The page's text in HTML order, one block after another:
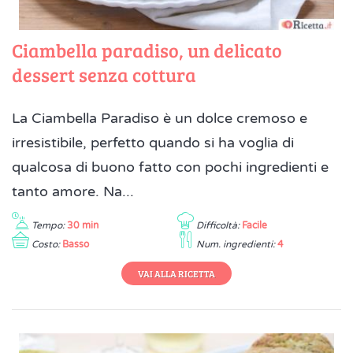
Ciambella paradiso, un delicato
dessert senza cottura
La Ciambella Paradiso è un dolce cremoso e
irresistibile, perfetto quando si ha voglia di
qualcosa di buono fatto con pochi ingredienti e
tanto amore. Na...
Tempo: 30 min Difficoltà: Facile
Costo: Basso Num. ingredienti: 4
VAI ALLA RICETTA